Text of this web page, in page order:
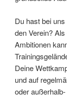
Du hast bei
den Verein? Als
Ambitionen
Deine
und auf
oder